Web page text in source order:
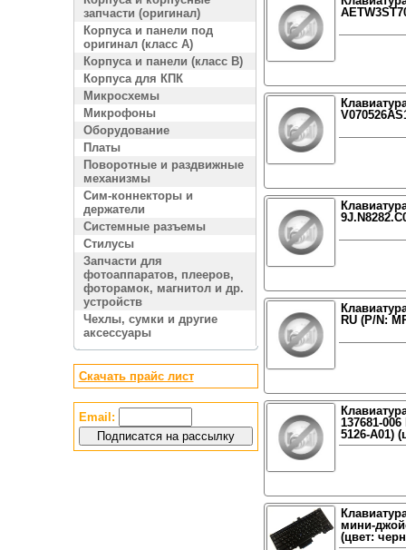
запчасти (оригинал)
Корпуса и панели под
оригинал (класс A)
Корпуса и панели (класс B)
Корпуса для КПК
Микросхемы
Микрофоны
Оборудование
Платы
Поворотные и раздвижные
механизмы
Сим-коннекторы и
держатели
Системные разъемы
Стилусы
Запчасти для
фотоаппаратов, плееров,
фоторамок, магнитол и др.
устройств
Чехлы, сумки и другие
аксессуары
Скачать прайс лист
Email:
RU (P/N:
137681-006
5126-A01)
мини-
(цвет: